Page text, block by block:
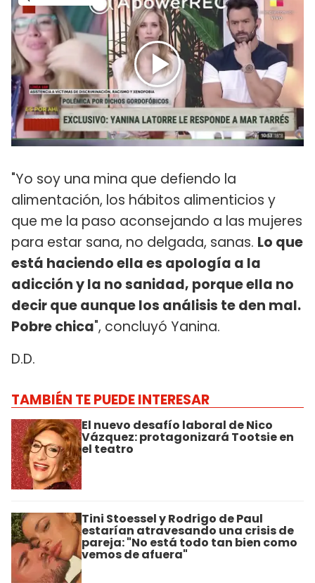
"Yo soy una mina que defiendo la
alimentación, los hábitos alimenticios y
que me la paso aconsejando a las mujeres
para estar sana, no delgada, sanas. Lo que
está haciendo ella es apología a la
adicción y la no sanidad, porque ella no
decir que aunque los análisis te den mal.
Pobre chica", concluyó Yanina.
D.D.
TAMBIÉN TE PUEDE INTERESAR
El nuevo desafío laboral de Nico
Vázquez: protagonizará Tootsie en
el teatro
Tini Stoessel y Rodrigo de Paul
estarían atravesando una crisis de
pareja: "No está todo tan bien como
vemos de afuera"